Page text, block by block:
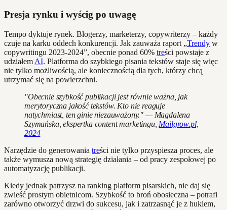
Presja rynku i wyścig po uwagę
Tempo dyktuje rynek. Blogerzy, marketerzy, copywriterzy – każdy
czuje na karku oddech konkurencji. Jak zauważa raport „Trendy w
copywritingu 2023-2024”, obecnie ponad 60% treści powstaje z
udziałem AI. Platforma do szybkiego pisania tekstów staje się więc
nie tylko możliwością, ale koniecznością dla tych, którzy chcą
utrzymać się na powierzchni.
"Obecnie szybkość publikacji jest równie ważna, jak
merytoryczna jakość tekstów. Kto nie reaguje
natychmiast, ten ginie niezauważony." — Magdalena
Szymańska, ekspertka content marketingu, Mailgrow.pl,
2024
Narzędzie do generowania treści nie tylko przyspiesza proces, ale
także wymusza nową strategię działania – od pracy zespołowej po
automatyzację publikacji.
Kiedy jednak patrzysz na ranking platform pisarskich, nie daj się
zwieść prostym obietnicom. Szybkość to broń obosieczna – potrafi
zarówno otworzyć drzwi do sukcesu, jak i zatrzasnąć je z hukiem,